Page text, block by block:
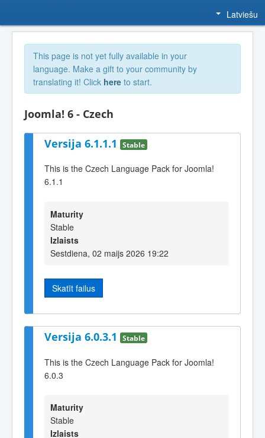
Latviešu
This page is not yet fully available in your
language. Make a gift to your community by
translating it! Click here to start.
Joomla! 6 - Czech
Versija 6.1.1.1 Stable
This is the Czech Language Pack for Joomla!
6.1.1
Maturity
Stable
Izlaists
Sestdiena, 02 maijs 2026 19:22
Skatīt failus
Versija 6.0.3.1 Stable
This is the Czech Language Pack for Joomla!
6.0.3
Maturity
Stable
Izlaists